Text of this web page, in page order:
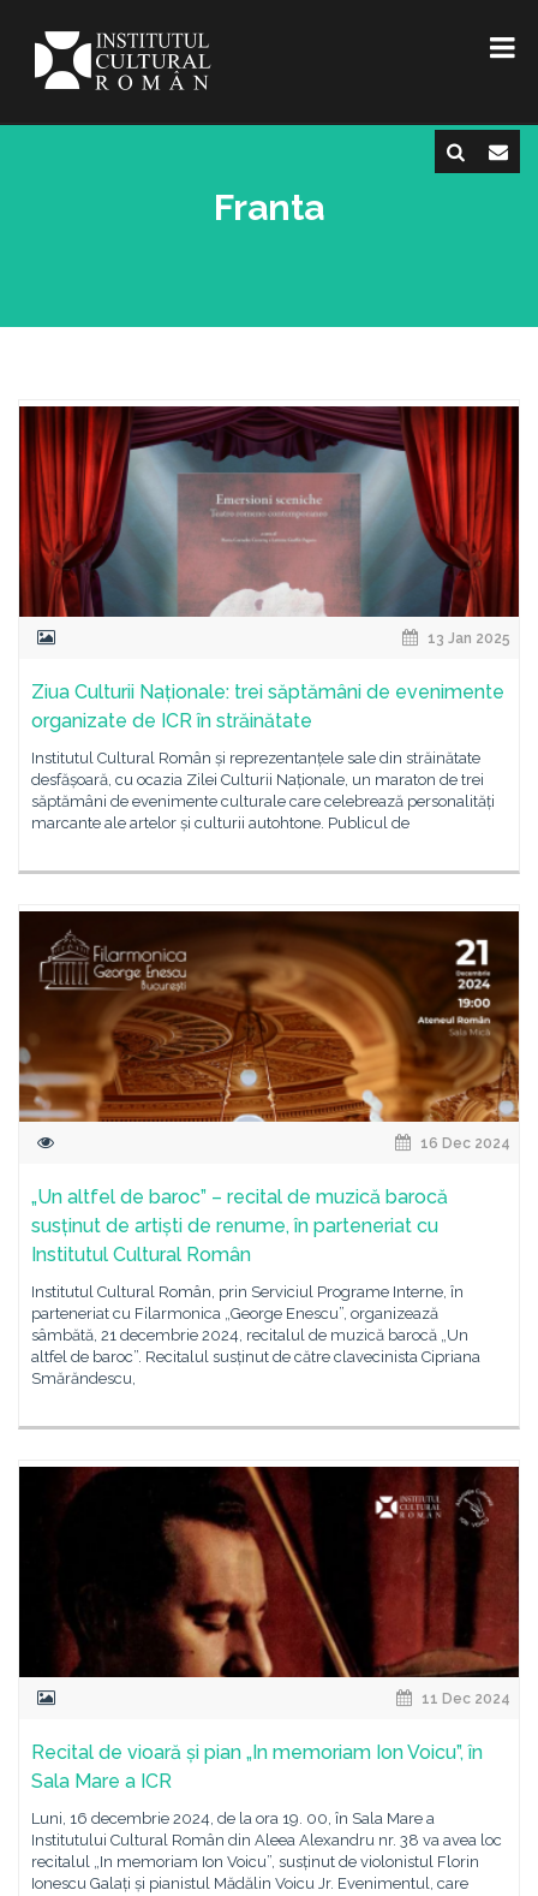
Franta
13 Jan 2025
Ziua Culturii Naționale: trei săptămâni de evenimente
organizate de ICR în străinătate
Institutul Cultural Român și reprezentanțele sale din străinătate
desfășoară, cu ocazia Zilei Culturii Naționale, un maraton de trei
săptămâni de evenimente culturale care celebrează personalități
marcante ale artelor și culturii autohtone. Publicul de
16 Dec 2024
„Un altfel de baroc” – recital de muzică barocă
susținut de artiști de renume, în parteneriat cu
Institutul Cultural Român
Institutul Cultural Român, prin Serviciul Programe Interne, în
parteneriat cu Filarmonica „George Enescu”, organizează
sâmbătă, 21 decembrie 2024, recitalul de muzică barocă „Un
altfel de baroc”. Recitalul susținut de către clavecinista Cipriana
Smărăndescu,
11 Dec 2024
Recital de vioară și pian „In memoriam Ion Voicu”, în
Sala Mare a ICR
Luni, 16 decembrie 2024, de la ora 19. 00, în Sala Mare a
Institutului Cultural Român din Aleea Alexandru nr. 38 va avea loc
recitalul „In memoriam Ion Voicu”, susținut de violonistul Florin
Ionescu Galați și pianistul Mădălin Voicu Jr. Evenimentul, care